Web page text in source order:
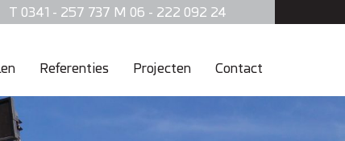
T 0341 - 257 737 M 06 - 222 092 24
Referenties Projecten Contact